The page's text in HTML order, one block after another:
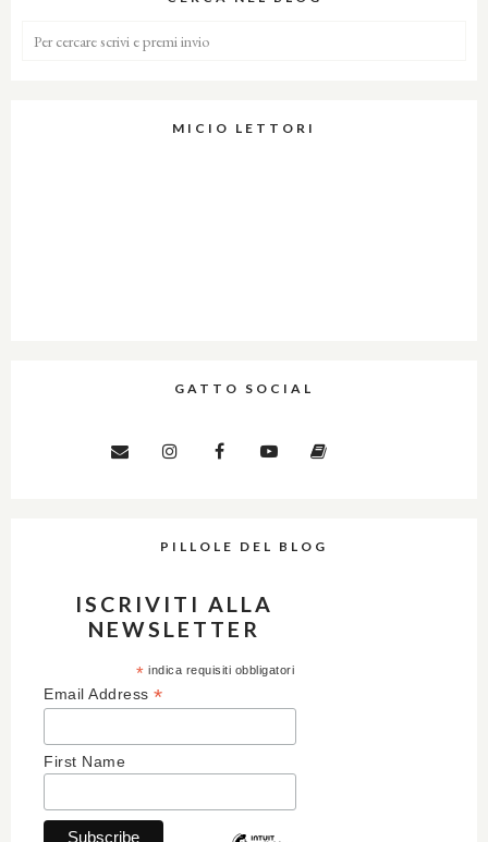
MICIO LETTORI
GATTO SOCIAL
PILLOLE DEL BLOG
ISCRIVITI ALLA
NEWSLETTER
* indica requisiti obbligatori
Email Address *
First Name